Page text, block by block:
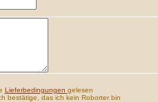
Lieferbedingungen gelesen
bestätige, das ich kein Roborter bin